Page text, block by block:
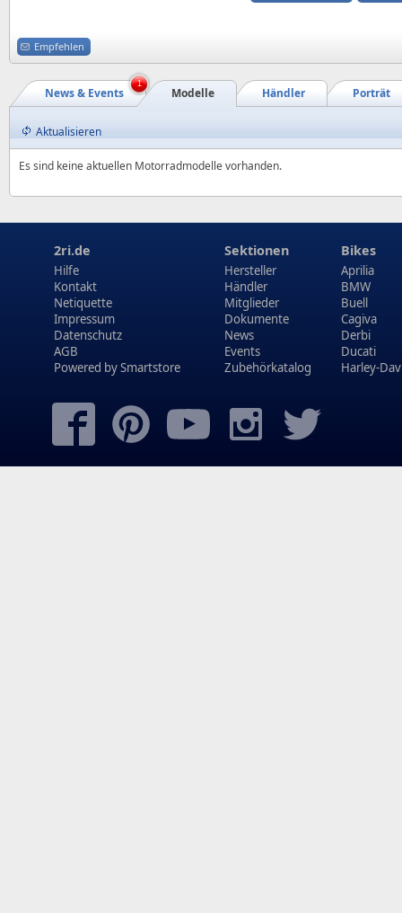
Empfehlen
Porträt
Händler
Modelle
News & Events
1
Aktualisieren
Es sind keine aktuellen Motorradmodelle vorhanden.
2ri.de
Hilfe
Kontakt
Netiquette
Impressum
Datenschutz
AGB
Powered bySmartstore
Sektionen
Hersteller
Händler
Mitglieder
Dokumente
News
Events
Zubehörkatalog
Bikes
Aprilia
BMW
Buell
Cagiva
Derbi
Ducati
Harley-